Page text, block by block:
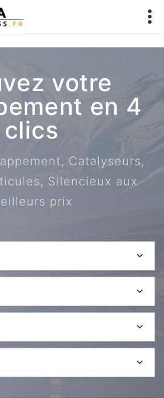
votre
en 4
clics
Catalyseurs,
Silencieux aux
prix